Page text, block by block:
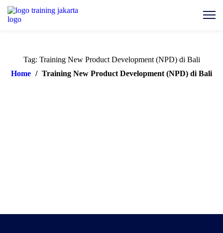
Tag: Training New Product Development (NPD) di Bali
Home / Training New Product Development (NPD) di Bali